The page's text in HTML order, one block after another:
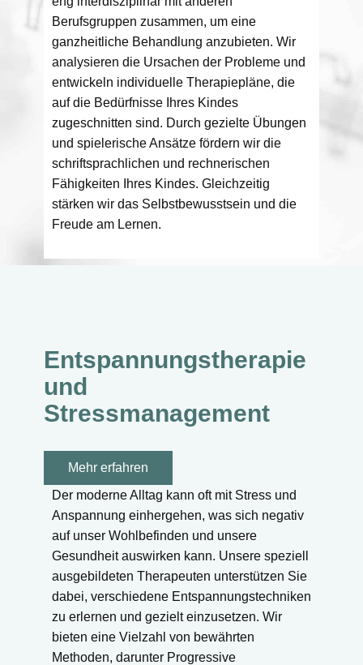
Berufsgruppen zusammen, um eine
ganzheitliche Behandlung anzubieten. Wir
analysieren die Ursachen der Probleme und
entwickeln individuelle Therapiepläne, die
auf die Bedürfnisse Ihres Kindes
zugeschnitten sind. Durch gezielte Übungen
und spielerische Ansätze fördern wir die
schriftsprachlichen und rechnerischen
Fähigkeiten Ihres Kindes. Gleichzeitig
stärken wir das Selbstbewusstsein und die
Freude am Lernen.
Entspannungstherapie
und
Stressmanagement
Mehr erfahren
Der moderne Alltag kann oft mit Stress und
Anspannung einhergehen, was sich negativ
auf unser Wohlbefinden und unsere
Gesundheit auswirken kann. Unsere speziell
ausgebildeten Therapeuten unterstützen Sie
dabei, verschiedene Entspannungstechniken
zu erlernen und gezielt einzusetzen. Wir
bieten eine Vielzahl von bewährten
Methoden, darunter Progressive